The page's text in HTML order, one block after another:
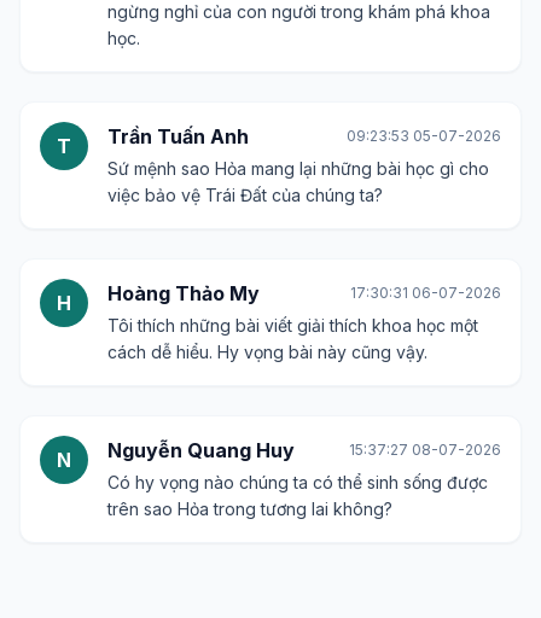
ngừng nghỉ của con người trong khám phá khoa
học.
T Trần Tuấn Anh 09:23:53 05-07-2026
Sứ mệnh sao Hỏa mang lại những bài học gì cho
việc bảo vệ Trái Đất của chúng ta?
H Hoàng Thảo My 17:30:31 06-07-2026
Tôi thích những bài viết giải thích khoa học một
cách dễ hiểu. Hy vọng bài này cũng vậy.
N Nguyễn Quang Huy 15:37:27 08-07-2026
Có hy vọng nào chúng ta có thể sinh sống được
trên sao Hỏa trong tương lai không?